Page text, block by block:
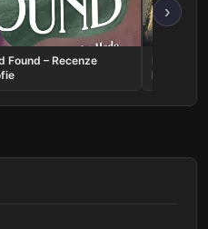
Found – Recenze
Docked:
které
›